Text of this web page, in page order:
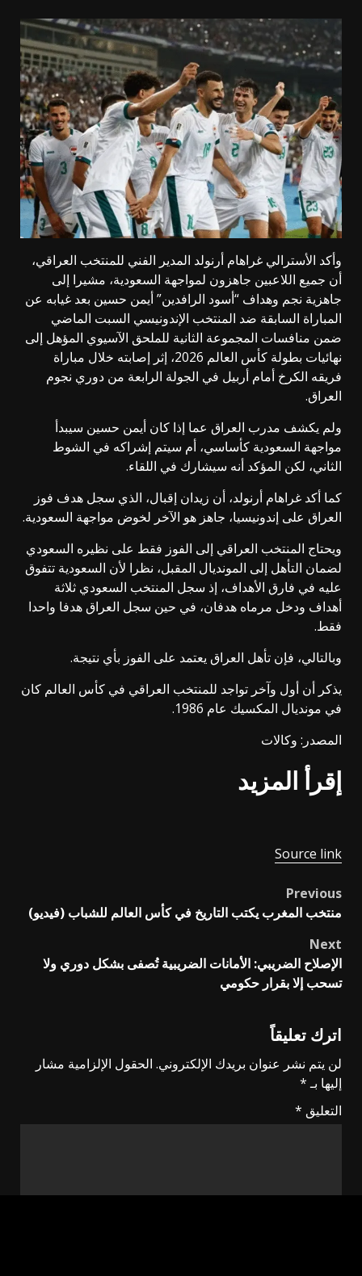
وأكد الأسترالي غراهام أرنولد المدير الفني للمنتخب العراقي،
أن جميع اللاعبين جاهزون لمواجهة السعودية، مشيرا إلى
جاهزية نجم وهداف “أسود الرافدين” أيمن حسين بعد غيابه عن
المباراة السابقة ضد المنتخب الإندونيسي السبت الماضي
ضمن منافسات المجموعة الثانية للملحق الآسيوي المؤهل إلى
نهائيات بطولة كأس العالم 2026، إثر إصابته خلال مباراة
فريقه الكرخ أمام أربيل في الجولة الرابعة من دوري نجوم
العراق.
ولم يكشف مدرب العراق عما إذا كان أيمن حسين سيبدأ
مواجهة السعودية كأساسي، أم سيتم إشراكه في الشوط
الثاني، لكن المؤكد أنه سيشارك في اللقاء.
كما أكد غراهام أرنولد، أن زيدان إقبال، الذي سجل هدف فوز
العراق على إندونيسيا، جاهز هو الآخر لخوض مواجهة السعودية.
ويحتاج المنتخب العراقي إلى الفوز فقط على نظيره السعودي
لضمان التأهل إلى المونديال المقبل، نظرا لأن السعودية تتفوق
عليه في فارق الأهداف، إذ سجل المنتخب السعودي ثلاثة
أهداف ودخل مرماه هدفان، في حين سجل العراق هدفا واحدا
فقط.
وبالتالي، فإن تأهل العراق يعتمد على الفوز بأي نتيجة.
يذكر أن أول وآخر تواجد للمنتخب العراقي في كأس العالم كان
في مونديال المكسيك عام 1986.
المصدر: وكالات
إقرأ المزيد
Source link
Post
navigation
Previous
منتخب المغرب يكتب التاريخ في كأس العالم للشباب (فيديو)
Next
الإصلاح الضريبي: الأمانات الضريبية تُصفى بشكل دوري ولا
تسحب إلا بقرار حكومي
اترك تعليقاً
لن يتم نشر عنوان بريدك الإلكتروني. الحقول الإلزامية مشار
إليها بـ*
التعليق *